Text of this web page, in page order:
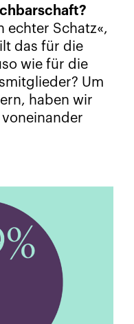
echter Schatz«,
das für die
wie für die
Um
haben wir